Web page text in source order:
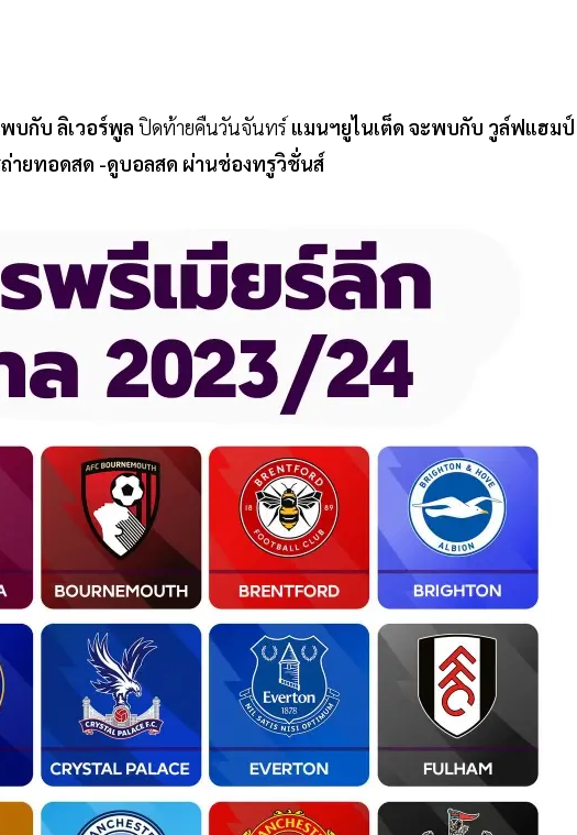
บกับ ลิเวอร์พูล ปิดท้ายคืนวันจันทร์ แมนฯยูไนเต็ด จะพบกับ วูล์ฟแฮมป์
ถ่ายทอดสด -ดูบอลสด ผ่านช่องทรูวิชั่นส์